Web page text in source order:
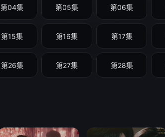
第04集 第05集 第06集
第15集 第16集 第17集
第26集 第27集 第28集